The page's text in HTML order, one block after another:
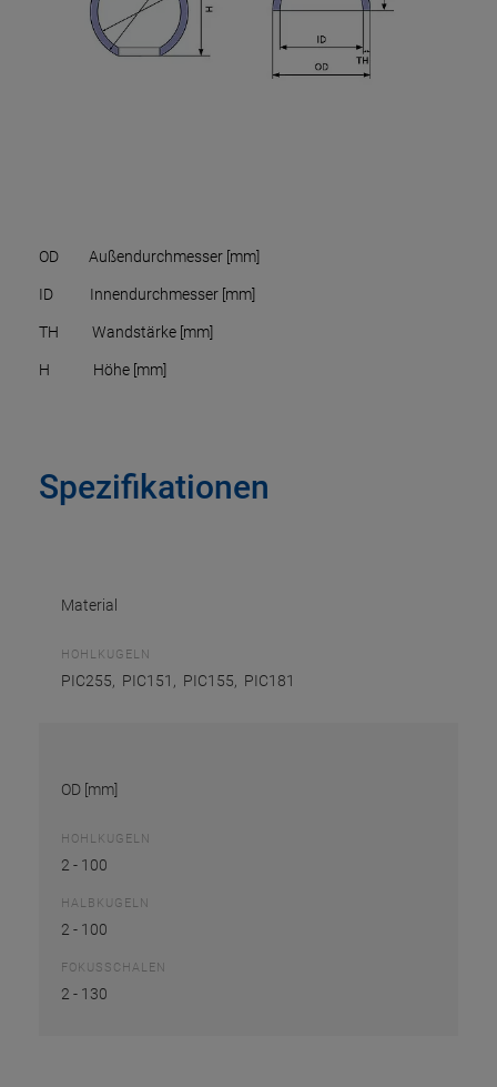
OD Außendurchmesser [mm]
ID Innendurchmesser [mm]
TH Wandstärke [mm]
H Höhe [mm]
Spezifikationen
Material
HOHLKUGELN
PIC255, PIC151, PIC155, PIC181
OD [mm]
HOHLKUGELN
2 - 100
HALBKUGELN
2 - 100
FOKUSSCHALEN
2 - 130